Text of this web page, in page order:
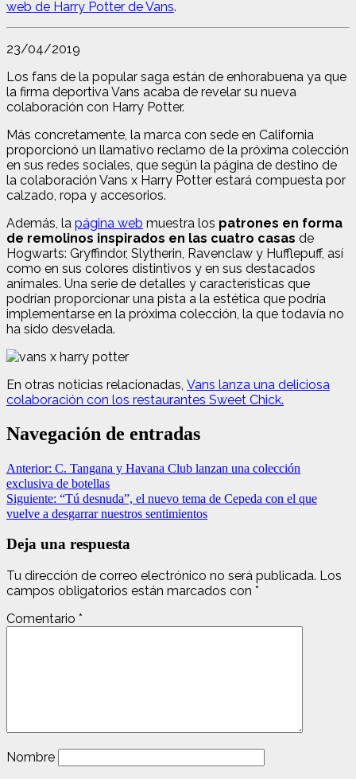
web de Harry Potter de Vans.
23/04/2019
Los fans de la popular saga están de enhorabuena ya que
la firma deportiva Vans acaba de revelar su nueva
colaboración con Harry Potter.
Más concretamente, la marca con sede en California
proporcionó un llamativo reclamo de la próxima colección
en sus redes sociales, que según la página de destino de
la colaboración Vans x Harry Potter estará compuesta por
calzado, ropa y accesorios.
Además, la página web muestra los patrones en forma
de remolinos inspirados en las cuatro casas de
Hogwarts: Gryffindor, Slytherin, Ravenclaw y Hufflepuff, así
como en sus colores distintivos y en sus destacados
animales. Una serie de detalles y características que
podrían proporcionar una pista a la estética que podría
implementarse en la próxima colección, la que todavía no
ha sido desvelada.
En otras noticias relacionadas, Vans lanza una deliciosa
colaboración con los restaurantes Sweet Chick.
Navegación de entradas
Anterior: C. Tangana y Havana Club lanzan una colección
exclusiva de botellas
Siguiente: “Tú desnuda”, el nuevo tema de Cepeda con el que
vuelve a desgarrar nuestros sentimientos
Deja una respuesta
Tu dirección de correo electrónico no será publicada. Los
campos obligatorios están marcados con *
Comentario *
Nombre